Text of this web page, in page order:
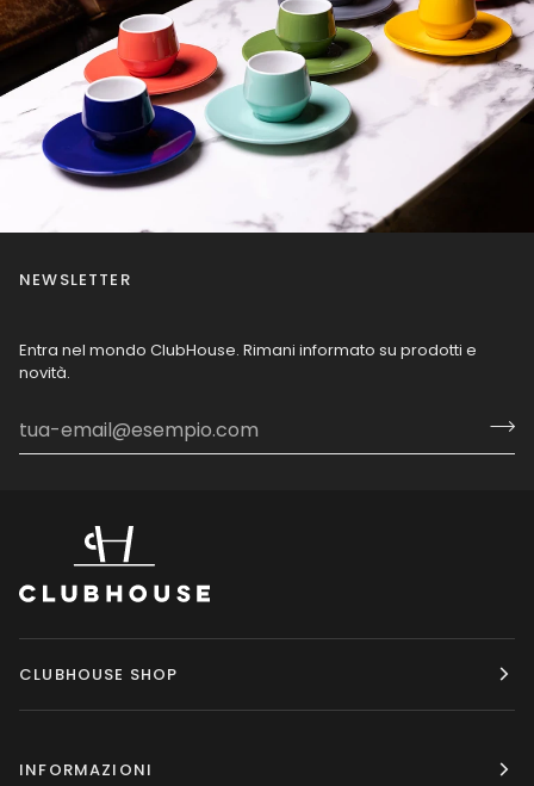
NEWSLETTER
Entra nel mondo ClubHouse. Rimani informato su prodotti e
novità.
CLUBHOUSE SHOP
INFORMAZIONI